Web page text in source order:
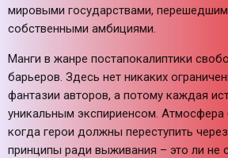
мировыми государствами,
собственными амбициями.
Манги в жанре постапокалиптики
барьеров. Здесь нет никаких
фантазии авторов, а потому каждая
уникальным экспириенсом. Атмосфера
когда герои должны переступить
принципы ради выживания – это ли не